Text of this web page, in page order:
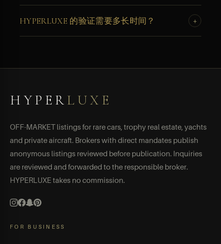
展示前均经过独立核实。
金。本市场以私人引荐与撮合网络的形式运作，当事人之间
达成的所有价格均由各方完整保留。
HYPERLUXE 的验证需要多长时间？ +
全的入驻链接。部分申请可能需要补充材料。
HYPERLUXE
OFF-MARKET listings for rare cars, trophy real estate, yachts
and private aircraft. Brokers with direct mandates publish
anonymous listings reviewed before publication. Inquiries
are reviewed and forwarded to the responsible broker.
HYPERLUXE takes no commission.
FOR BUSINESS